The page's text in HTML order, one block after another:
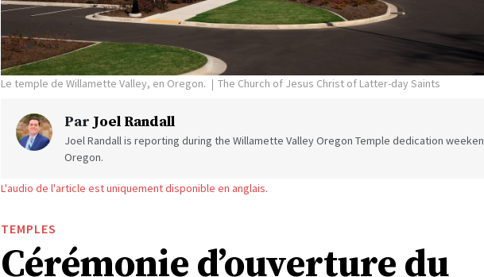
Le temple de Willamette Valley, en Oregon. The Church of Jesus Christ of Latter-day Saints
Par Joel Randall
Joel Randall is reporting during the Willamette Valley Oregon Temple dedication
Oregon.
L'audio de l'article est uniquement disponible en anglais.
TEMPLES
Cérémonie d’ouverture du